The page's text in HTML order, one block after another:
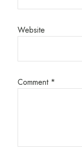
Website
Comment *